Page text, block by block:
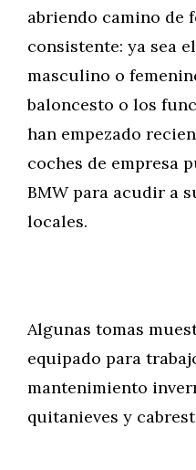
abriendo camino de
consistente: ya sea
masculino o
baloncesto o los
han empezado
coches de empresa
BMW para acudir a
locales.
Algunas tomas
equipado para
mantenimiento
quitanieves y